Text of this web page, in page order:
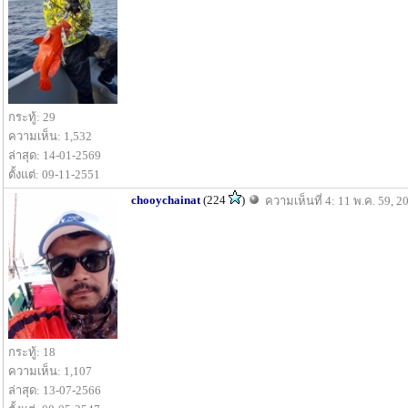
กระทู้: 29
ความเห็น: 1,532
ล่าสุด: 14-01-2569
ตั้งแต่: 09-11-2551
กระทู้: 18
ความเห็น: 1,107
ล่าสุด: 13-07-2566
chooychainat (224 ) ความเห็นที่ 4: 11 พ.ค. 59,